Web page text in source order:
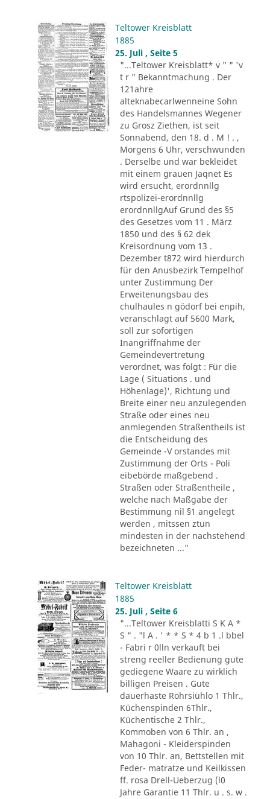
Teltower Kreisblatt
1885
25. Juli , Seite 5
"...Teltower Kreisblatt* v " " 'v
t r " Bekanntmachung . Der
121ahre
alteknabecarlwenneine Sohn
des Handelsmannes Wegener
zu Grosz Ziethen, ist seit
Sonnabend, den 18. d . M ! . ,
Morgens 6 Uhr, verschwunden
. Derselbe und war bekleidet
mit einem grauen Jaqnet Es
wird ersucht, erordnnllg
rtspolizei-erordnnllg
erordnnllgAuf Grund des §5
des Gesetzes vom 11 . März
1850 und des § 62 dek
Kreisordnung vom 13 .
Dezember t872 wird hierdurch
für den Anusbezirk Tempelhof
unter Zustimmung Der
Erweitenungsbau des
chulhaules n gödorf bei enpih,
veranschlagt auf 5600 Mark,
soll zur sofortigen
Inangriffnahme der
Gemeindevertretung
verordnet, was folgt : Für die
Lage ( Situations . und
Höhenlage)', Richtung und
Breite einer neu anzulegenden
Straße oder eines neu
anmlegenden Straßentheils ist
die Entscheidung des
Gemeinde -V orstandes mit
Zustimmung der Orts - Poli
eibebörde maßgebend .
Straßen oder Straßentheile ,
welche nach Maßgabe der
Bestimmung nil §1 angelegt
werden , mitssen ztun
mindesten in der nachstehend
bezeichneten ..."
Teltower Kreisblatt
1885
25. Juli , Seite 6
"...Teltower Kreisblatti S K A *
S " . "l A . ' * * S * 4 b 1 .l bbel
- Fabri r 0lln verkauft bei
streng reeller Bedienung gute
gediegene Waare zu wirklich
billigen Preisen . Gute
dauerhaste Rohrsiühlo 1 Thlr.,
Küchenspinden 6Thlr.,
Küchentische 2 Thlr.,
Kommoben von 6 Thlr. an ,
Mahagoni - Kleiderspinden
von 10 Thlr. an, Bettstellen mit
Feder- matratze und Keilkissen
ff. rosa Drell-Ueberzug (l0
Jahre Garantie 11 Thlr. u . s. w .